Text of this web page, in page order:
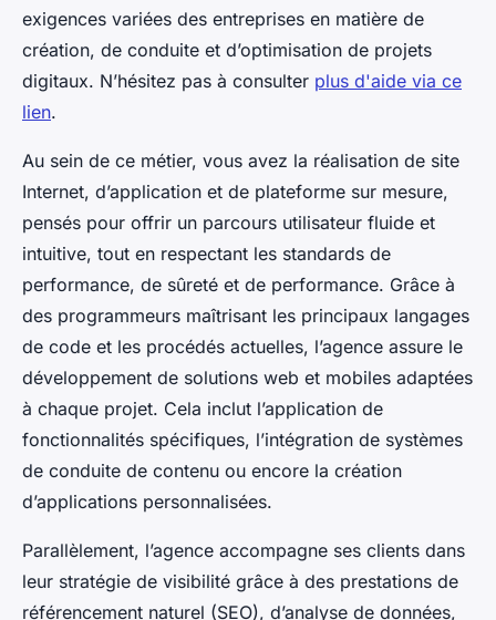
exigences variées des entreprises en matière de
création, de conduite et d’optimisation de projets
digitaux. N’hésitez pas à consulter plus d'aide via ce
lien.
Au sein de ce métier, vous avez la réalisation de site
Internet, d’application et de plateforme sur mesure,
pensés pour offrir un parcours utilisateur fluide et
intuitive, tout en respectant les standards de
performance, de sûreté et de performance. Grâce à
des programmeurs maîtrisant les principaux langages
de code et les procédés actuelles, l’agence assure le
développement de solutions web et mobiles adaptées
à chaque projet. Cela inclut l’application de
fonctionnalités spécifiques, l’intégration de systèmes
de conduite de contenu ou encore la création
d’applications personnalisées.
Parallèlement, l’agence accompagne ses clients dans
leur stratégie de visibilité grâce à des prestations de
référencement naturel (SEO), d’analyse de données,